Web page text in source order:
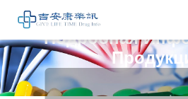
Подробная